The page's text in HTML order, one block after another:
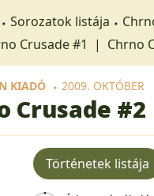
Sorozatok listája
Crusade #1
| Chrno
KIADÓ 2009. OKTÓBER
Crusade #2
Történetek listája